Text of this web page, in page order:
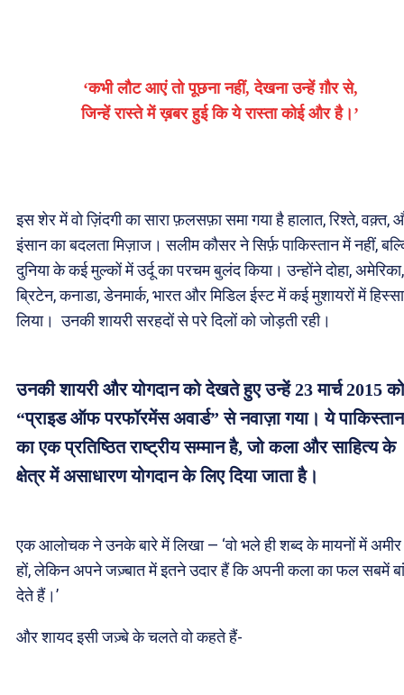
‘कभी लौट आएं तो पूछना नहीं, देखना उन्हें ग़ौर से,
जिन्हें रास्ते में ख़बर हुई कि ये रास्ता कोई और है।’
इस शेर में वो ज़िंदगी का सारा फ़लसफ़ा समा गया है हालात, रिश्ते, वक़्त,
इंसान का बदलता मिज़ाज। सलीम कौसर ने सिर्फ़ पाकिस्तान में नहीं,
दुनिया के कई मुल्कों में उर्दू का परचम बुलंद किया। उन्होंने दोहा, अमेरिका,
ब्रिटेन, कनाडा, डेनमार्क, भारत और मिडिल ईस्ट में कई मुशायरों में हिस्सा
लिया। उनकी शायरी सरहदों से परे दिलों को जोड़ती रही।
उनकी शायरी और योगदान को देखते हुए उन्हें 23 मार्च 2015 को
“प्राइड ऑफ परफॉरमेंस अवार्ड” से नवाज़ा गया। ये पाकिस्तान
का एक प्रतिष्ठित राष्ट्रीय सम्मान है, जो कला और साहित्य के
क्षेत्र में असाधारण योगदान के लिए दिया जाता है।
एक आलोचक ने उनके बारे में लिखा — ‘वो भले ही शब्द के मायनों में
हों, लेकिन अपने जज़्बात में इतने उदार हैं कि अपनी कला का फल सबमें
देते हैं।’
और शायद इसी जज़्बे के चलते वो कहते हैं-